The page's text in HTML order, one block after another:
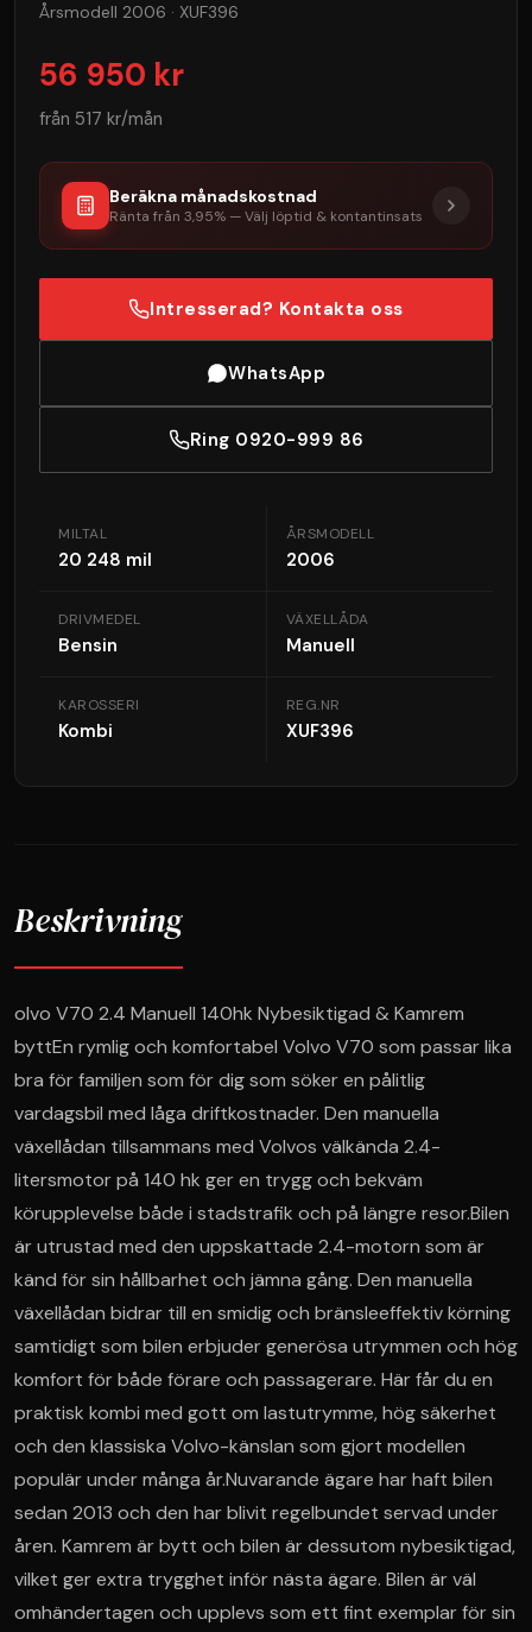
Årsmodell 2006 · XUF396
56 950 kr
från 517 kr/mån
Beräkna månadskostnad
Ränta från 3,95% — Välj löptid & kontantinsats
Intresserad? Kontakta oss
WhatsApp
Ring 0920-999 86
MILTAL
20 248 mil
ÅRSMODELL
2006
DRIVMEDEL
Bensin
VÄXELLÅDA
Manuell
KAROSSERI
Kombi
REG.NR
XUF396
Beskrivning
olvo V70 2.4 Manuell 140hk Nybesiktigad & Kamrem
byttEn rymlig och komfortabel Volvo V70 som passar lika
bra för familjen som för dig som söker en pålitlig
vardagsbil med låga driftkostnader. Den manuella
växellådan tillsammans med Volvos välkända 2.4-
litersmotor på 140 hk ger en trygg och bekväm
körupplevelse både i stadstrafik och på längre resor.Bilen
är utrustad med den uppskattade 2.4-motorn som är
känd för sin hållbarhet och jämna gång. Den manuella
växellådan bidrar till en smidig och bränsleeffektiv körning
samtidigt som bilen erbjuder generösa utrymmen och hög
komfort för både förare och passagerare. Här får du en
praktisk kombi med gott om lastutrymme, hög säkerhet
och den klassiska Volvo-känslan som gjort modellen
populär under många år.Nuvarande ägare har haft bilen
sedan 2013 och den har blivit regelbundet servad under
åren. Kamrem är bytt och bilen är dessutom nybesiktigad,
vilket ger extra trygghet inför nästa ägare. Bilen är väl
omhändertagen och upplevs som ett fint exemplar för sin